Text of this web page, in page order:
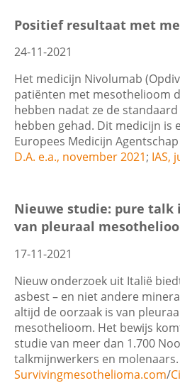
Contactgegevens
Zoeken
Filters
Datum
Trefwoord
Categorie
Wis filters
Positief resultaat met
24-11-2021
Het medicijn Nivolumab
patiënten met mesothelioom
hebben nadat ze de
hebben gehad. Dit medicijn
Europees Medicijn
D.A. e.a., november 2021; IAS,
Nieuwe studie: pure talk
van pleuraal
17-11-2021
Nieuw onderzoek uit Italië
asbest – en niet andere
altijd de oorzaak is van
mesothelioom. Het bewijs
studie van meer dan 1.700
talkmijnwerkers en molenaars.
Survivingmesothelioma.com/